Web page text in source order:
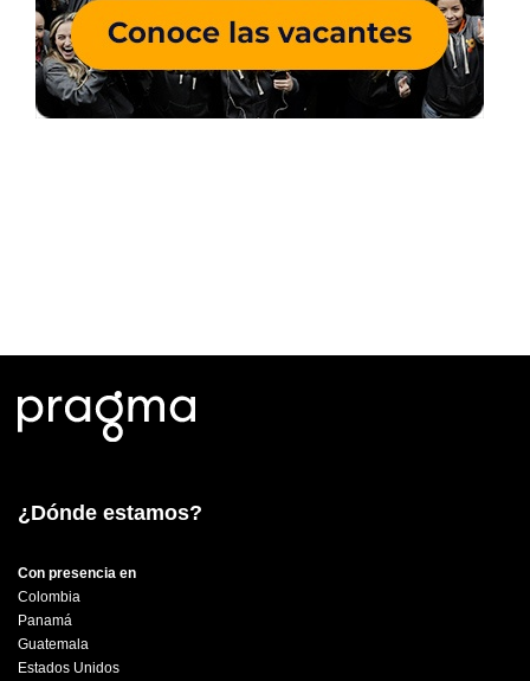
¿Dónde estamos?
Con presencia en
Colombia
Panamá
Guatemala
Estados Unidos